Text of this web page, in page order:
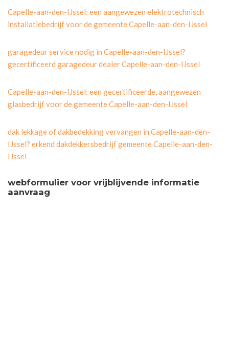
Capelle-aan-den-IJssel: een aangewezen elektrotechnisch
installatiebedrijf voor de gemeente Capelle-aan-den-IJssel
garagedeur service nodig in Capelle-aan-den-IJssel?
gecertificeerd garagedeur dealer Capelle-aan-den-IJssel
Capelle-aan-den-IJssel: een gecertificeerde, aangewezen
glasbedrijf voor de gemeente Capelle-aan-den-IJssel
dak lekkage of dakbedekking vervangen in Capelle-aan-den-
IJssel? erkend dakdekkersbedrijf gemeente Capelle-aan-den-
IJssel
webformulier voor vrijblijvende informatie
aanvraag